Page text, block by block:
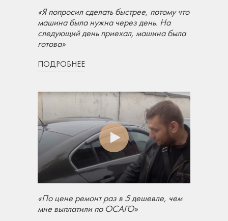
«Я попросил сделать быстрее, потому что
машина была нужна через день. На
следующий день приехал, машина была
готова»
ПОДРОБНЕЕ
«По цене ремонт раз в 5 дешевле, чем
мне выплатили по ОСАГО»